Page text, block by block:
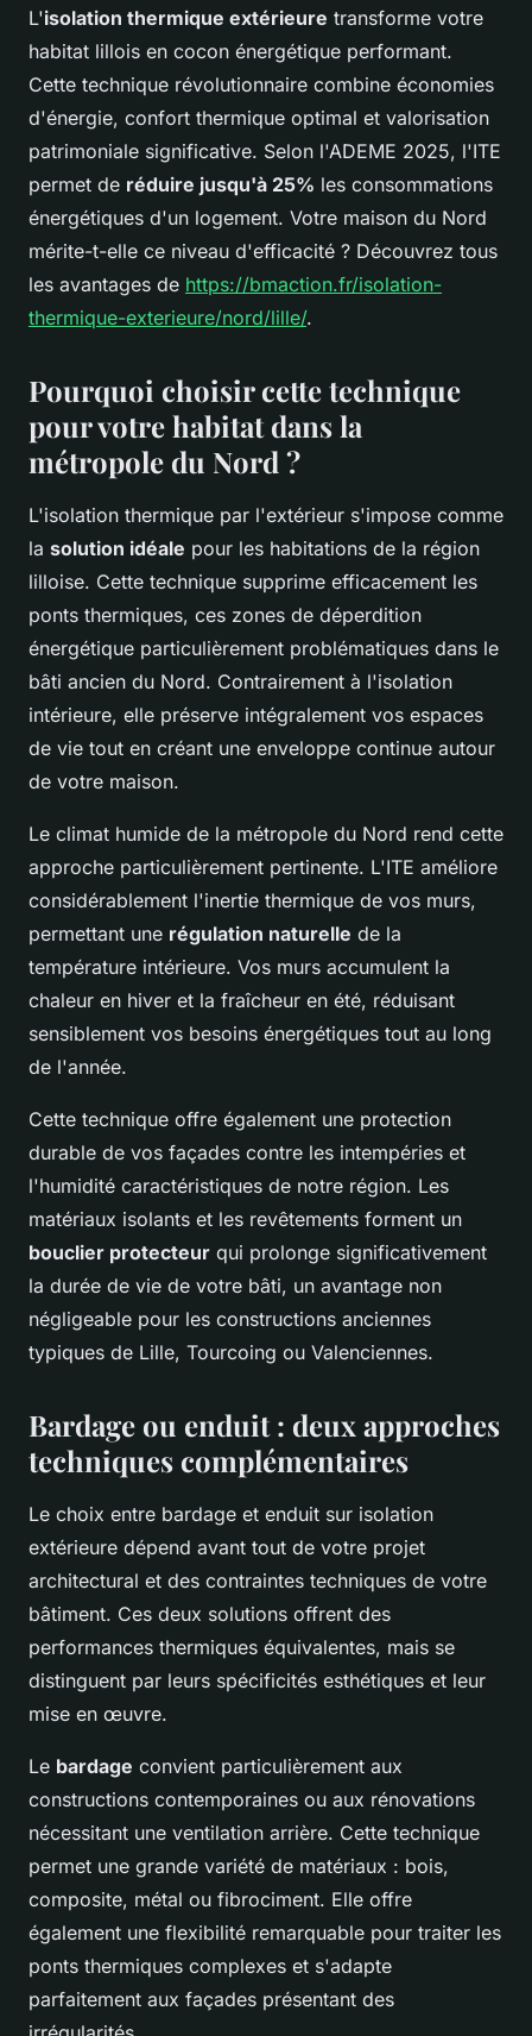
L'isolation thermique extérieure transforme votre
habitat lillois en cocon énergétique performant.
Cette technique révolutionnaire combine économies
d'énergie, confort thermique optimal et valorisation
patrimoniale significative. Selon l'ADEME 2025, l'ITE
permet de réduire jusqu'à 25% les consommations
énergétiques d'un logement. Votre maison du Nord
mérite-t-elle ce niveau d'efficacité ? Découvrez tous
les avantages de https://bmaction.fr/isolation-
thermique-exterieure/nord/lille/.
Pourquoi choisir cette technique
pour votre habitat dans la
métropole du Nord ?
L'isolation thermique par l'extérieur s'impose comme
la solution idéale pour les habitations de la région
lilloise. Cette technique supprime efficacement les
ponts thermiques, ces zones de déperdition
énergétique particulièrement problématiques dans le
bâti ancien du Nord. Contrairement à l'isolation
intérieure, elle préserve intégralement vos espaces
de vie tout en créant une enveloppe continue autour
de votre maison.
Le climat humide de la métropole du Nord rend cette
approche particulièrement pertinente. L'ITE améliore
considérablement l'inertie thermique de vos murs,
permettant une régulation naturelle de la
température intérieure. Vos murs accumulent la
chaleur en hiver et la fraîcheur en été, réduisant
sensiblement vos besoins énergétiques tout au long
de l'année.
Cette technique offre également une protection
durable de vos façades contre les intempéries et
l'humidité caractéristiques de notre région. Les
matériaux isolants et les revêtements forment un
bouclier protecteur qui prolonge significativement
la durée de vie de votre bâti, un avantage non
négligeable pour les constructions anciennes
typiques de Lille, Tourcoing ou Valenciennes.
Bardage ou enduit : deux approches
techniques complémentaires
Le choix entre bardage et enduit sur isolation
extérieure dépend avant tout de votre projet
architectural et des contraintes techniques de votre
bâtiment. Ces deux solutions offrent des
performances thermiques équivalentes, mais se
distinguent par leurs spécificités esthétiques et leur
mise en œuvre.
Le bardage convient particulièrement aux
constructions contemporaines ou aux rénovations
nécessitant une ventilation arrière. Cette technique
permet une grande variété de matériaux : bois,
composite, métal ou fibrociment. Elle offre
également une flexibilité remarquable pour traiter les
ponts thermiques complexes et s'adapte
parfaitement aux façades présentant des